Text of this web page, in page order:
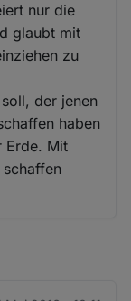
nur die
glaubt mit
zu
der jenen
haben
Erde. Mit